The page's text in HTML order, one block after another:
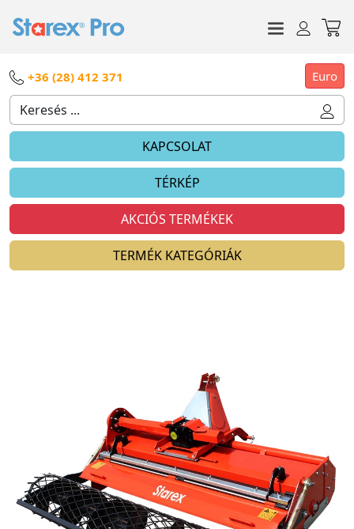
+36 (28) 412 371 Euro
KAPCSOLAT
TÉRKÉP
AKCIÓS TERMÉKEK
TERMÉK KATEGÓRIÁK